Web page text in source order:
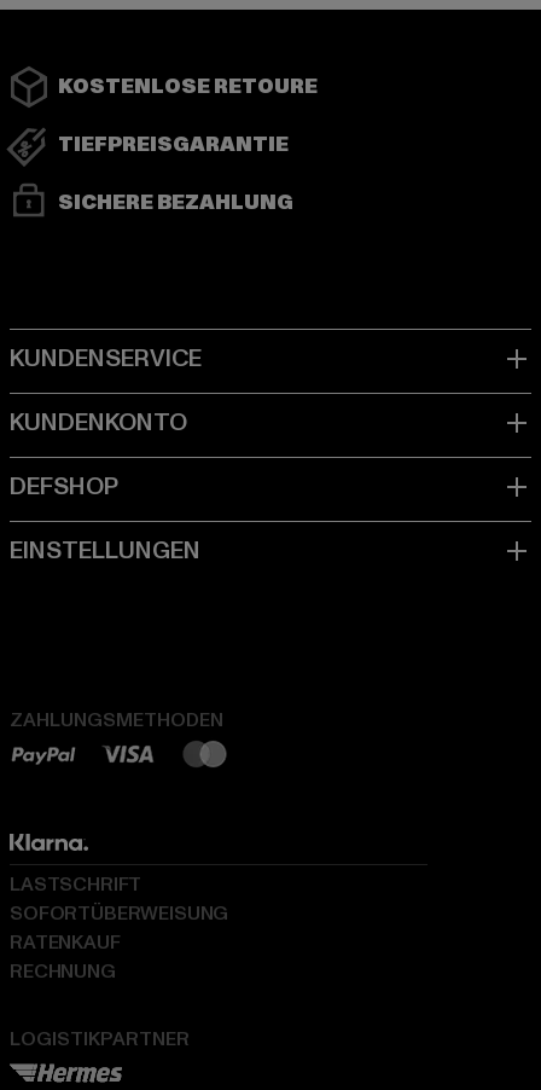
KOSTENLOSE RETOURE
TIEFPREISGARANTIE
SICHERE BEZAHLUNG
ZAHLUNGSMETHODEN
LOGISTIKPARTNER
LASTSCHRIFT
SOFORTÜBERWEISUNG
RATENKAUF
RECHNUNG